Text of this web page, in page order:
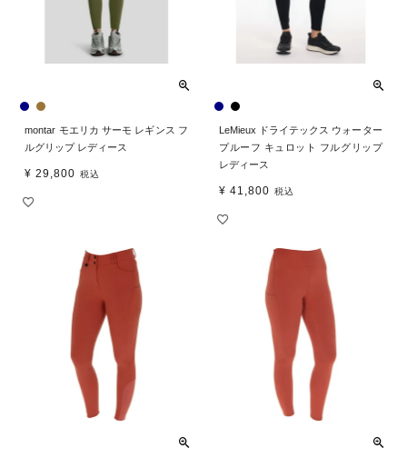
montar モエリカ サーモ レギンス フ
ルグリップ レディース
¥ 29,800 税込
LeMieux ドライテックス ウォーター
プルーフ キュロット フルグリップ
レディース
¥ 41,800 税込